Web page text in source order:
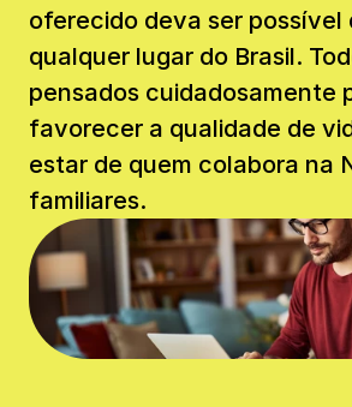
oferecido deva ser possível
qualquer lugar do Brasil.
pensados cuidadosamente
favorecer a qualidade de
estar de quem colabora na
familiares.